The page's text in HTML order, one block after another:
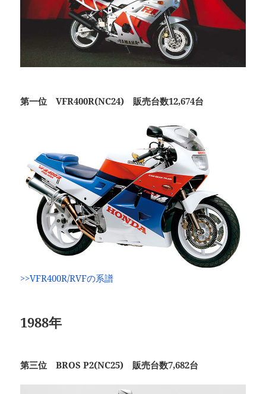
第一位 VFR400R(NC24) 販売台数12,674台
>>VFR400R/RVFの系譜
1988年
第三位 BROS P2(NC25) 販売台数7,682台